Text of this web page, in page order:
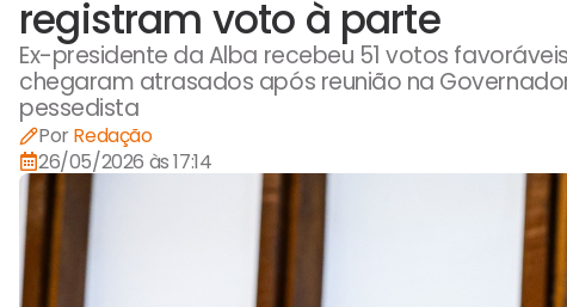
registram voto à parte
Ex-presidente da Alba recebeu 51 votos
chegaram atrasados após reunião na
pessedista
Por Redação
26/05/2026 às 17:14